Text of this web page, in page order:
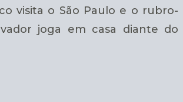
visita o São Paulo e o rubro-
joga em casa diante do